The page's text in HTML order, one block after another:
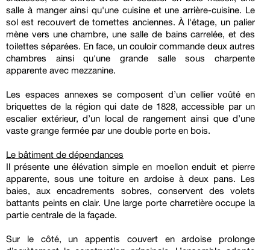
salle à manger ainsi qu'une cuisine et une arrière-cuisine. Le
sol est recouvert de tomettes anciennes. À l'étage, un palier
mène vers une chambre, une salle de bains carrelée, et des
toilettes séparées. En face, un couloir commande deux autres
chambres ainsi qu'une grande salle sous charpente
apparente avec mezzanine.
Les espaces annexes se composent d’un cellier voûté en
briquettes de la région qui date de 1828, accessible par un
escalier extérieur, d’un local de rangement ainsi que d’une
vaste grange fermée par une double porte en bois.
Le bâtiment de dépendances
Il présente une élévation simple en moellon enduit et pierre
apparente, sous une toiture en ardoise à deux pans. Les
baies, aux encadrements sobres, conservent des volets
battants peints en clair. Une large porte charretière occupe la
partie centrale de la façade.
Sur le côté, un appentis couvert en ardoise prolonge